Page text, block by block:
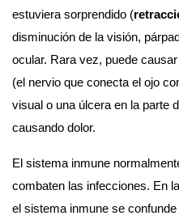
estuviera sorprendido (
disminución de la visión,
ocular. Rara vez, puede causar
(el nervio que conecta el ojo
visual o una úlcera en la parte
causando dolor.
El sistema inmune
combaten las infecciones. En
el sistema inmune se